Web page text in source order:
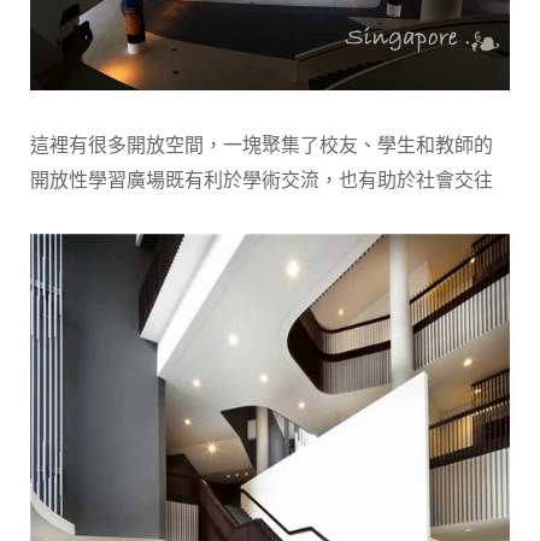
這裡有很多開放空間，一塊聚集了校友、學生和教師的
開放性學習廣場既有利於學術交流，也有助於社會交往